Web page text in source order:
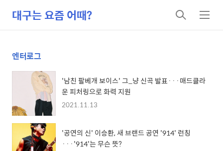
대구는 요즘 어때?
검
색
메
뉴
엔터로그
'남친 팔베개 보이스' 그_냥 신곡 발표···매드클라
운 피처링으로 화력 지원
2021.11.13
'공연의 신' 이승환, 새 브랜드 공연 '914' 런칭
···'914'는 무슨 뜻?